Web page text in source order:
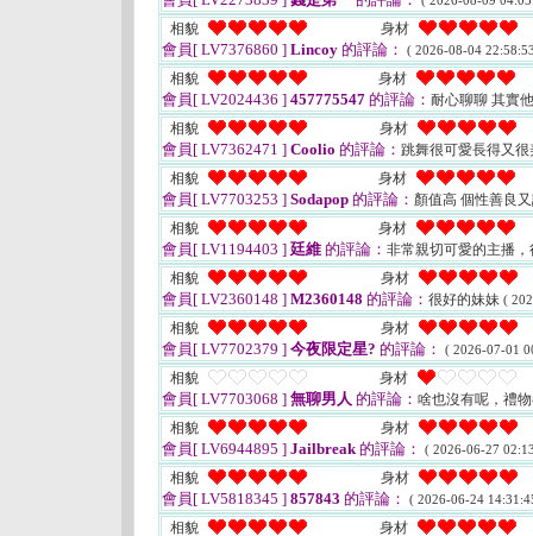
相貌 身材
會員[ LV7376860 ] Lincoy 的評論： ( 2026-08-04
相貌 身材
會員[ LV2024436 ] 457775547 的評論： 耐心聊聊 其實
相貌
身材
會員[ LV7362471 ] Coolio 的評論： 跳舞很可愛長得又
相貌
身材
會員[ LV7703253 ] Sodapop 的評論： 顏值高 個性善良
相貌
身材
會員[ LV1194403 ] 廷維 的評論： 非常親切可愛的主播
相貌
身材
會員[ LV2360148 ] M2360148 的評論： 很好的妹妹 (
相貌 身材
會員[ LV7702379 ] 今夜限定星? 的評論： ( 2026-07-01
相貌 身材
會員[ LV7703068 ] 無聊男人 的評論： 啥也沒有呢，禮
相貌
身材
會員[ LV6944895 ] Jailbreak的評論： ( 2026-06-27
相貌 身材
會員[ LV5818345 ] 857843 的評論： ( 2026-06-24
相貌 身材